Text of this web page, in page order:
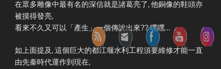
在眾多雕像中最有名的深信就是諸葛亮了, 他銅像的鞋頭亦
被摸得發亮,
看來不久又可以「產生」一個傳說出來?? 嘿嘿…
如上面提及, 這個巨大的都江堰水利工程須要維修才能一直
由先秦時代運作到現在,